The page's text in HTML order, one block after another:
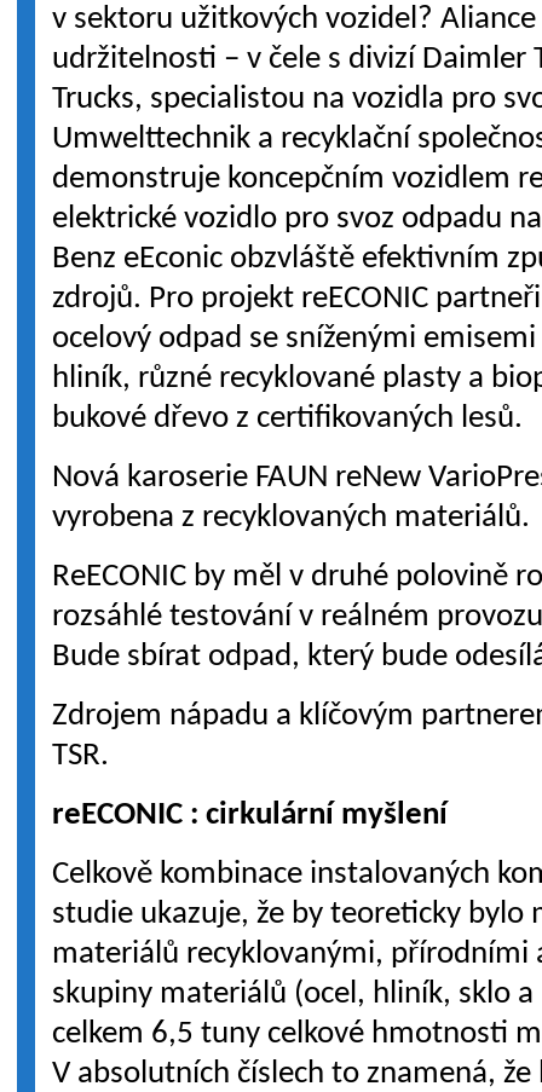
v sektoru užitkových vozidel?
udržitelnosti – v čele s divizí Daimler
Trucks, specialistou na vozidla pro
Umwelttechnik a recyklační
demonstruje koncepčním vozidlem
elektrické vozidlo pro svoz odpadu
Benz eEconic obzvláště efektivním
zdrojů. Pro projekt reECONIC
ocelový odpad se sníženými emisemi
hliník, různé recyklované plasty a
bukové dřevo z certifikovaných lesů.
Nová karoserie FAUN reNew
vyrobena z recyklovaných materiálů.
ReECONIC by měl v druhé polovině
rozsáhlé testování v reálném
Bude sbírat odpad, který bude
Zdrojem nápadu a klíčovým
TSR.
reECONIC : cirkulární myšlení
Celkově kombinace instalovaných
studie ukazuje, že by teoreticky bylo
materiálů recyklovanými, přírodními
skupiny materiálů (ocel, hliník, sklo
celkem 6,5 tuny celkové hmotnosti
V absolutních číslech to znamená,